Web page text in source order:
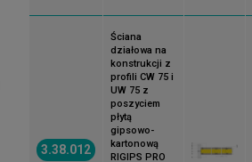
3.38.012
Ściana
działowa na
konstrukcji z
profili CW 75 i
UW 75 z
poszyciem
płytą
gipsowo-
kartonową
RIGIPS PRO